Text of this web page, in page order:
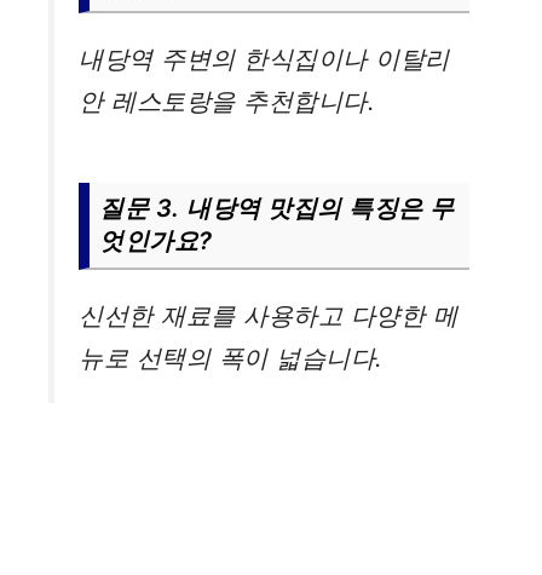
내당역 주변의 한식집이나 이탈리
안 레스토랑을 추천합니다.
질문 3. 내당역 맛집의 특징은 무
엇인가요?
신선한 재료를 사용하고 다양한 메
뉴로 선택의 폭이 넓습니다.